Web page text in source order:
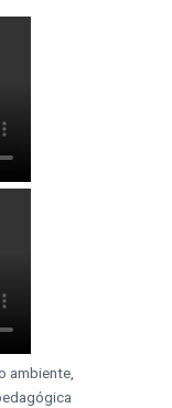
ambiente,